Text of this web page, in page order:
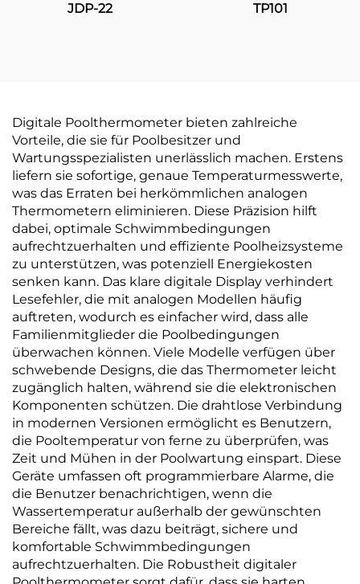
JDP-22 TP101
Digitale Poolthermometer bieten zahlreiche
Vorteile, die sie für Poolbesitzer und
Wartungsspezialisten unerlässlich machen. Erstens
liefern sie sofortige, genaue Temperaturmesswerte,
was das Erraten bei herkömmlichen analogen
Thermometern eliminieren. Diese Präzision hilft
dabei, optimale Schwimmbedingungen
aufrechtzuerhalten und effiziente Poolheizsysteme
zu unterstützen, was potenziell Energiekosten
senken kann. Das klare digitale Display verhindert
Lesefehler, die mit analogen Modellen häufig
auftreten, wodurch es einfacher wird, dass alle
Familienmitglieder die Poolbedingungen
überwachen können. Viele Modelle verfügen über
schwebende Designs, die das Thermometer leicht
zugänglich halten, während sie die elektronischen
Komponenten schützen. Die drahtlose Verbindung
in modernen Versionen ermöglicht es Benutzern,
die Pooltemperatur von ferne zu überprüfen, was
Zeit und Mühen in der Poolwartung einspart. Diese
Geräte umfassen oft programmierbare Alarme, die
die Benutzer benachrichtigen, wenn die
Wassertemperatur außerhalb der gewünschten
Bereiche fällt, was dazu beiträgt, sichere und
komfortable Schwimmbedingungen
aufrechtzuerhalten. Die Robustheit digitaler